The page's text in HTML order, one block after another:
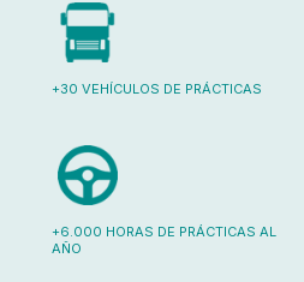
+30 VEHÍCULOS DE PRÁCTICAS
+6.000 HORAS DE PRÁCTICAS AL
AÑO